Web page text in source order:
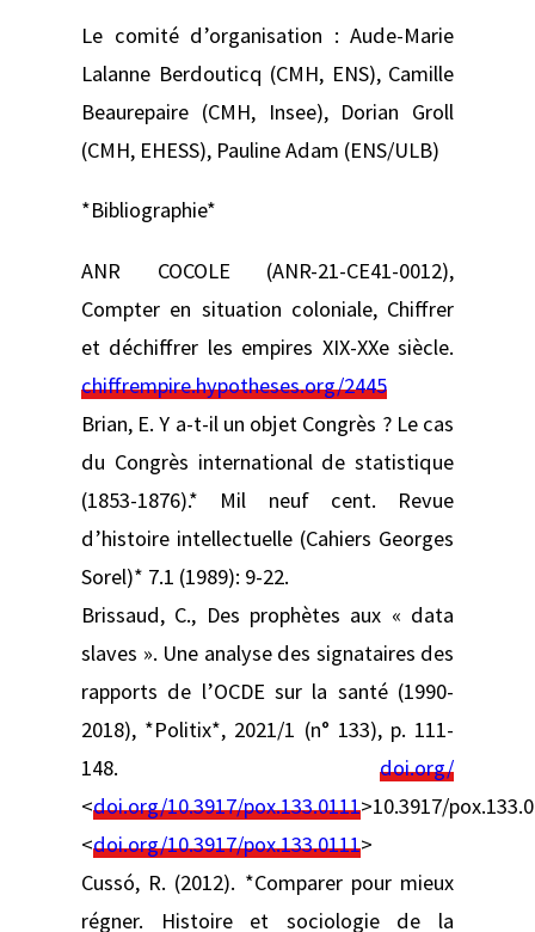
Le comité d’organisation : Aude-Marie
Lalanne Berdouticq (CMH, ENS), Camille
Beaurepaire (CMH, Insee), Dorian Groll
(CMH, EHESS), Pauline Adam (ENS/ULB)
*Bibliographie*
ANR COCOLE (ANR-21-CE41-0012),
Compter en situation coloniale, Chiffrer
et déchiffrer les empires XIX-XXe siècle.
chiffrempire.hypotheses.org/2445
Brian, E. Y a-t-il un objet Congrès ? Le cas
du Congrès international de statistique
(1853-1876).* Mil neuf cent. Revue
d’histoire intellectuelle (Cahiers Georges
Sorel)* 7.1 (1989): 9-22.
Brissaud, C., Des prophètes aux « data
slaves ». Une analyse des signataires des
rapports de l’OCDE sur la santé (1990-
2018), *Politix*, 2021/1 (n° 133), p. 111-
148. doi.org/
<doi.org/10.3917/pox.133.0111>10.3917/
<doi.org/10.3917/pox.133.0111>
Cussó, R. (2012). *Comparer pour mieux
régner. Histoire et sociologie de la